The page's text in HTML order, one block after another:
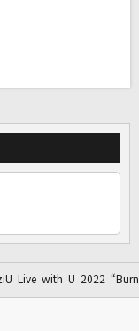
！
Live with U 2022